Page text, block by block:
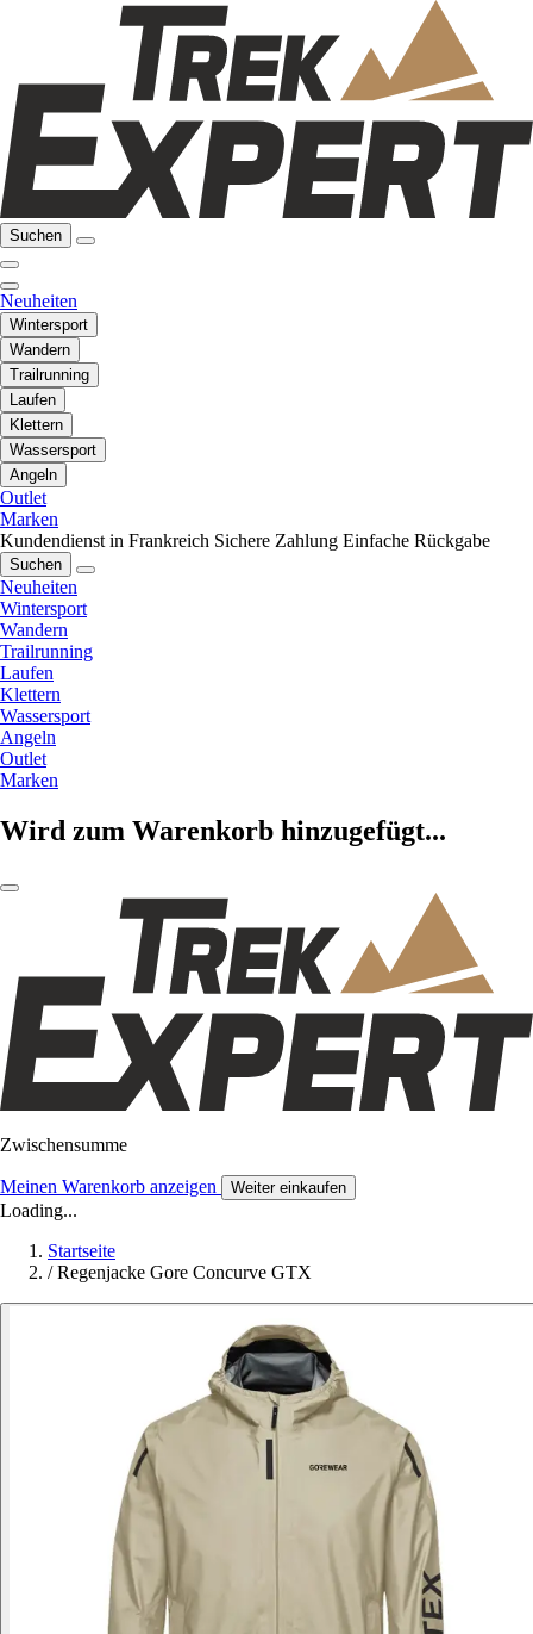
Suchen
Neuheiten
Wintersport
Wandern
Trailrunning
Laufen
Klettern
Wassersport
Angeln
Outlet
Marken
Kundendienst in Frankreich Sichere Zahlung Einfache Rückgabe
Suchen
Neuheiten
Wintersport
Wandern
Trailrunning
Laufen
Klettern
Wassersport
Angeln
Outlet
Marken
Wird zum Warenkorb hinzugefügt...
Zwischensumme
Meinen Warenkorb anzeigen Weiter einkaufen
Loading...
Startseite
/ Regenjacke Gore Concurve GTX